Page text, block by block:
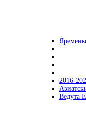
2016-
Ведута